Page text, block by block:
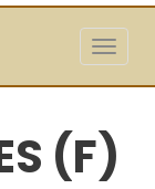
(F)